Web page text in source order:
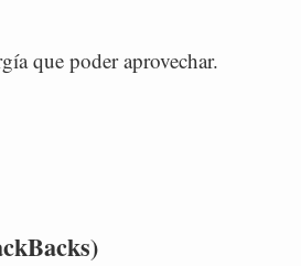
que poder aprovechar.